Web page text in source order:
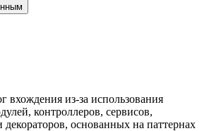
вхождения из-за использования
контроллеров, сервисов,
декораторов, основанных на паттернах